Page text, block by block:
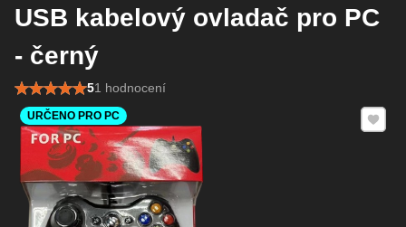
USB kabelový ovladač pro PC
- černý
51 hodnocení
Přidat
URČENO PRO PC